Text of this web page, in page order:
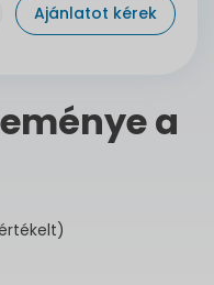
Ajánlatot kérek
a